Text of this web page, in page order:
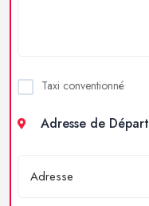
Taxi conventionné
Adresse de Départ